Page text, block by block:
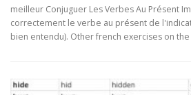
meilleur Conjuguer Les Verbes Au Présent
correctement le verbe au présent de
bien entendu). Other french exercises on